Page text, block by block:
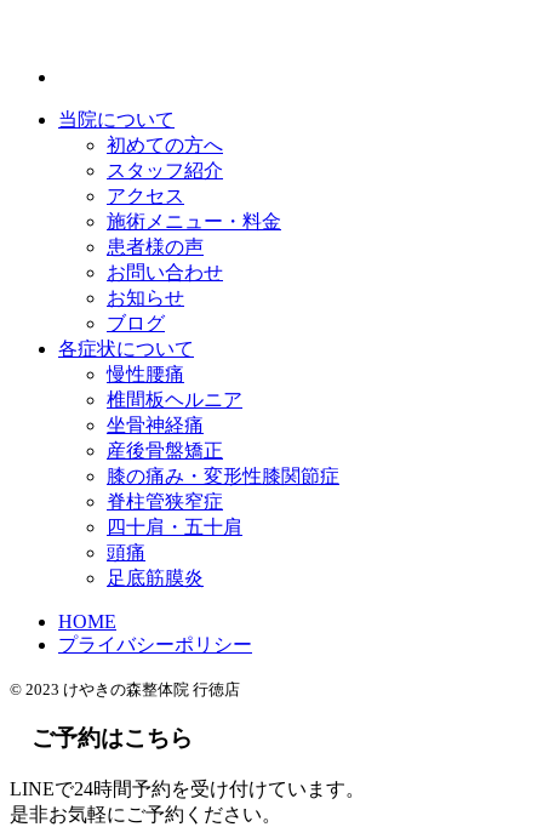
当院について
初めての方へ
スタッフ紹介
アクセス
施術メニュー・料金
患者様の声
お問い合わせ
お知らせ
ブログ
各症状について
慢性腰痛
椎間板ヘルニア
坐骨神経痛
産後骨盤矯正
膝の痛み・変形性膝関節症
脊柱管狭窄症
四十肩・五十肩
頭痛
足底筋膜炎
HOME
プライバシーポリシー
© 2023 けやきの森整体院 行徳店
ご予約はこちら
LINEで24時間予約を受け付けています。
是非お気軽にご予約ください。